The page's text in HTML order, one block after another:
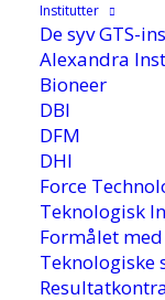
Institutter
De syv GTS-
Alexandra
Bioneer
DBI
DFM
DHI
Force
Teknologisk
Formålet med
Teknologiske
KOL-